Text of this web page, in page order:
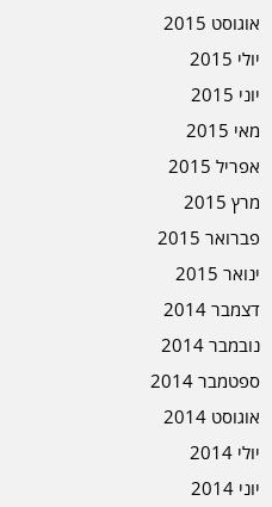
אוגוסט 2015
יולי 2015
יוני 2015
מאי 2015
אפריל 2015
מרץ 2015
פברואר 2015
ינואר 2015
דצמבר 2014
נובמבר 2014
ספטמבר 2014
אוגוסט 2014
יולי 2014
יוני 2014